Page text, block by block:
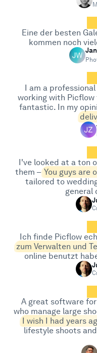
Eine der besten
kommen noch
I am a
working with Picflow
fantastic. In my
I've looked at a ton
them –You guys are
tailored to
general
Ich finde Picflow
zum Verwalten und
online benutzt
A great software
who manage large
I wish I had years
lifestyle shoots